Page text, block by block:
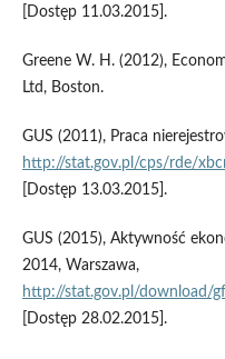
[Dostęp 11.03.2015].
Greene W. H. (2012),
Ltd, Boston.
GUS (2011), Praca
http://stat.gov.pl/cps/rde/
[Dostęp 13.03.2015].
GUS (2015), Aktywność
2014, Warszawa,
http://stat.gov.pl/download/
[Dostęp 28.02.2015].